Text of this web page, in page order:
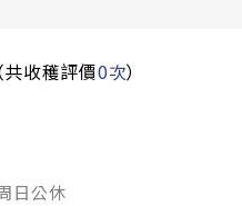
（共收穫評價0次）
日公休